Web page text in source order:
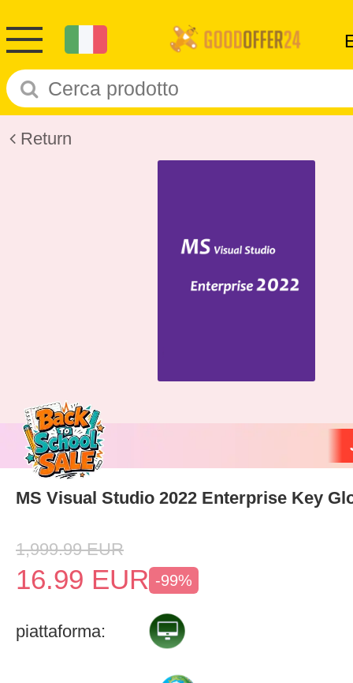
Return
MS Visual Studio 2022 Enterprise Key
1,999.99 EUR
16.99 EUR -99%
piattaforma: